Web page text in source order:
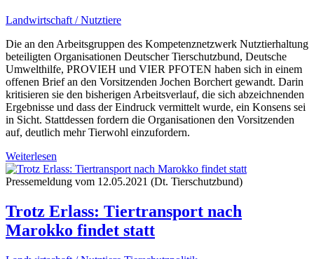
Landwirtschaft / Nutztiere
Die an den Arbeitsgruppen des Kompetenznetzwerk Nutztierhaltung
beteiligten Organisationen Deutscher Tierschutzbund, Deutsche
Umwelthilfe, PROVIEH und VIER PFOTEN haben sich in einem
offenen Brief an den Vorsitzenden Jochen Borchert gewandt. Darin
kritisieren sie den bisherigen Arbeitsverlauf, die sich abzeichnenden
Ergebnisse und dass der Eindruck vermittelt wurde, ein Konsens sei
in Sicht. Stattdessen fordern die Organisationen den Vorsitzenden
auf, deutlich mehr Tierwohl einzufordern.
Weiterlesen
Pressemeldung vom 12.05.2021 (Dt. Tierschutzbund)
Trotz Erlass: Tiertransport nach
Marokko findet statt